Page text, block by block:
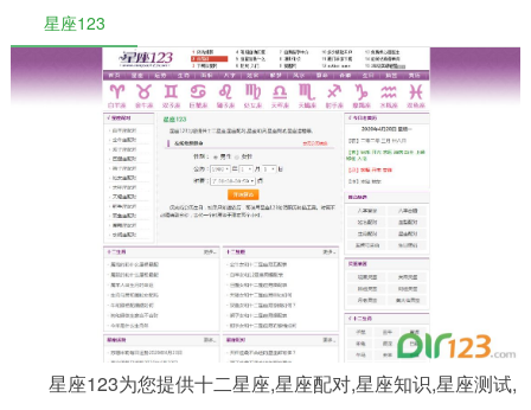
星座123
星座123为您提供十二星座,星座配对,星座知识,星座测试,